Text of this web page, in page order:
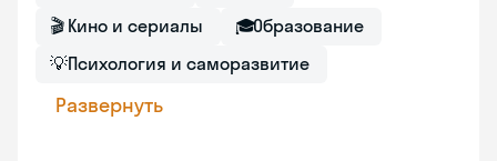
🎬 Кино и сериалы 🎓Образование
💡Психология и саморазвитие
Развернуть